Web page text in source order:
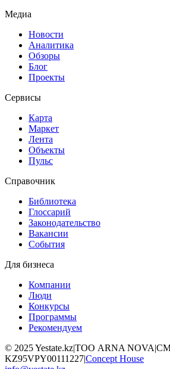
Медиа
Новости
Аналитика
Обзоры
Блог
Проекты
Сервисы
Карта
Маркет
Лента
Объекты
Пульс
Справочник
Библиотека
Глоссарий
Законодательство
Вакансии
События
Для бизнеса
Компании
Люди
Конкурсы
Программы
Рекомендуем
© 2025Yestate.kz|ТОО ARNA NOVA|
KZ95VPY00111227|Concept House